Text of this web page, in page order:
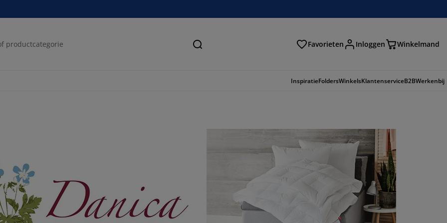
Zoeken Favorieten Inloggen Winkelmand
InspiratieFoldersWinkelsKlantenserviceB2BWerkenbij